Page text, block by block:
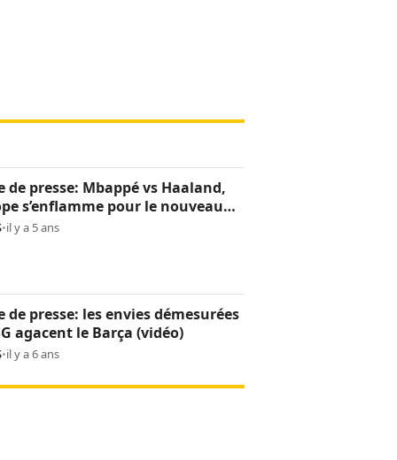
de presse: Mbappé vs Haaland,
s’enflamme pour le nouveau
« rois » (vidéo)
•il y a 5 ans
de presse: les envies démesurées
agacent le Barça (vidéo)
•il y a 6 ans